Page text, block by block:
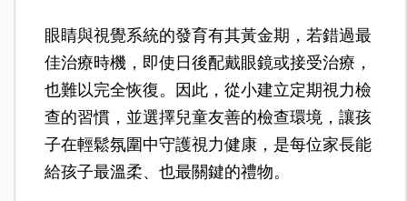
眼睛與視覺系統的發育有其黃金期，若錯過最
佳治療時機，即使日後配戴眼鏡或接受治療，
也難以完全恢復。因此，從小建立定期視力檢
查的習慣，並選擇兒童友善的檢查環境，讓孩
子在輕鬆氛圍中守護視力健康，是每位家長能
給孩子最溫柔、也最關鍵的禮物。